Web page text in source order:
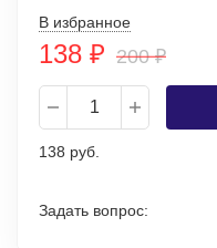
В избранное
138 ₽ 200₽
138 руб.
Задать вопрос: